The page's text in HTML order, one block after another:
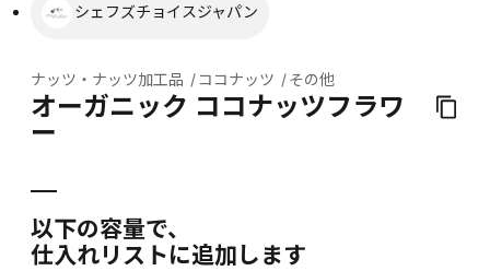
シェフズチョイスジャパン
ナッツ・ナッツ加工品 ココナッツ その他
オーガニック ココナッツフラワ
ー
以下の容量で、
仕入れリストに追加します